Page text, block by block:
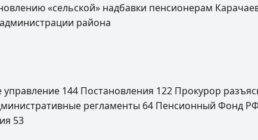
«сельской» надбавки пенсионерам
района
144 Постановления 122 Прокурор
регламенты 64 Пенсионный Фонд РФ
53